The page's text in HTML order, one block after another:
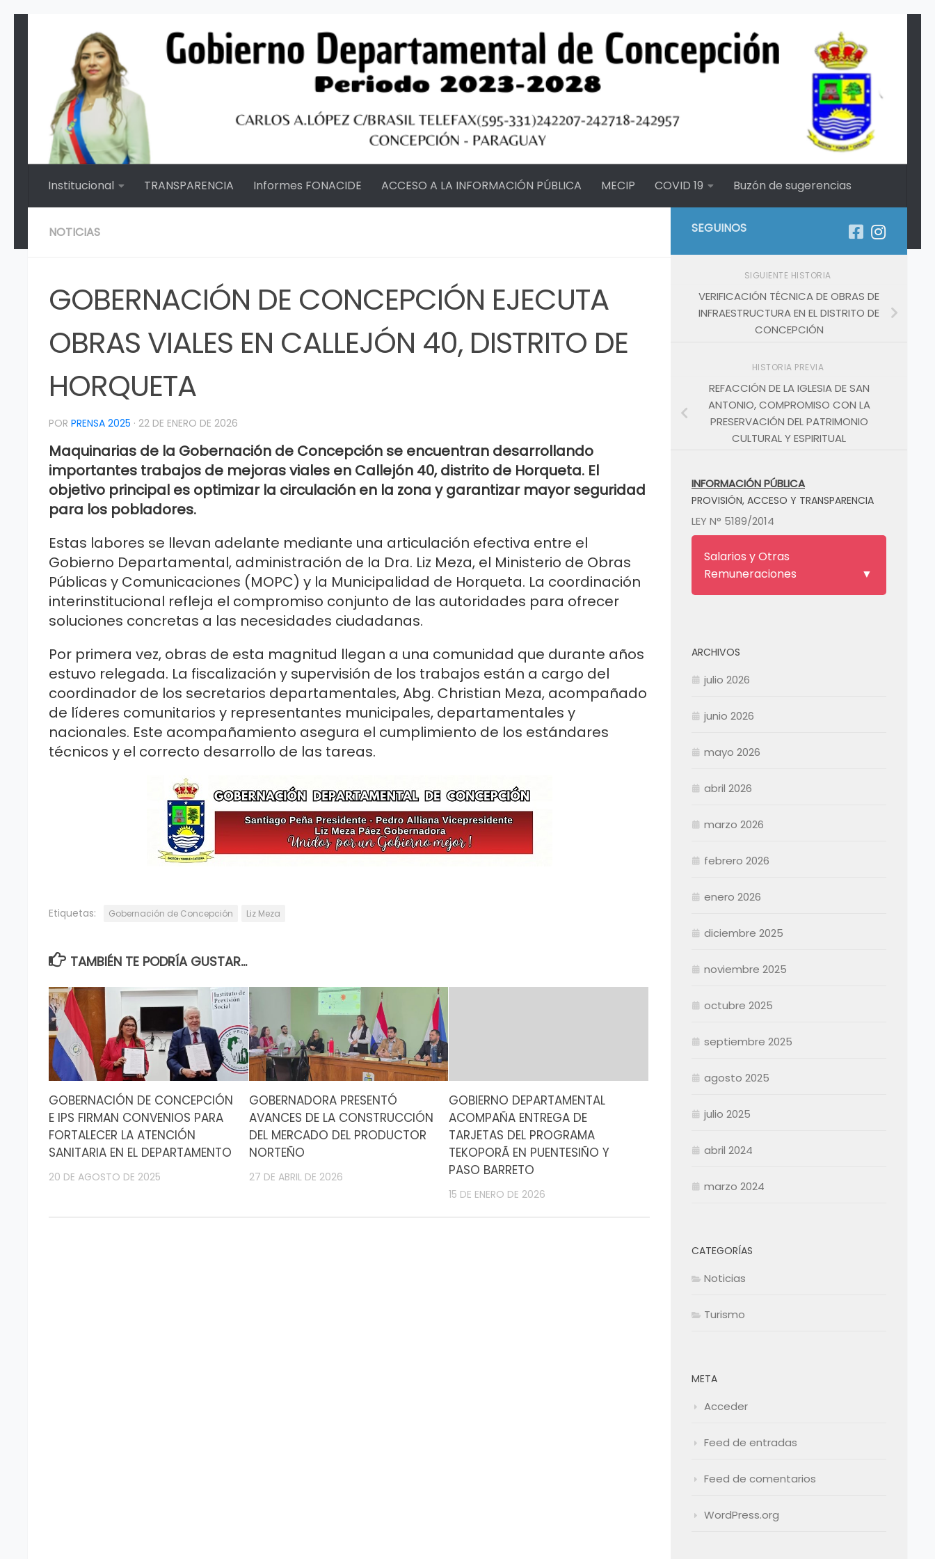
Institucional TRANSPARENCIA Informes FONACIDE ACCESO A LA INFORMACIÓN PÚBLICA MECIP COVID 19 Buzón de sugerencias
NOTICIAS
GOBERNACIÓN DE CONCEPCIÓN EJECUTA
OBRAS VIALES EN CALLEJÓN 40, DISTRITO DE
HORQUETA
POR PRENSA 2025 · 22 DE ENERO DE 2026
Maquinarias de la Gobernación de Concepción se encuentran desarrollando
importantes trabajos de mejoras viales en Callejón 40, distrito de Horqueta. El
objetivo principal es optimizar la circulación en la zona y garantizar mayor seguridad
para los pobladores.
Estas labores se llevan adelante mediante una articulación efectiva entre el
Gobierno Departamental, administración de la Dra. Liz Meza, el Ministerio de Obras
Públicas y Comunicaciones (MOPC) y la Municipalidad de Horqueta. La coordinación
interinstitucional refleja el compromiso conjunto de las autoridades para ofrecer
soluciones concretas a las necesidades ciudadanas.
Por primera vez, obras de esta magnitud llegan a una comunidad que durante años
estuvo relegada. La fiscalización y supervisión de los trabajos están a cargo del
coordinador de los secretarios departamentales, Abg. Christian Meza, acompañado
de líderes comunitarios y representantes municipales, departamentales y
nacionales. Este acompañamiento asegura el cumplimiento de los estándares
técnicos y el correcto desarrollo de las tareas.
Etiquetas: Gobernación de Concepción Liz Meza
TAMBIÉN TE PODRÍA GUSTAR...
GOBERNACIÓN DE CONCEPCIÓN
E IPS FIRMAN CONVENIOS PARA
FORTALECER LA ATENCIÓN
SANITARIA EN EL DEPARTAMENTO
20 DE AGOSTO DE 2025
GOBERNADORA PRESENTÓ
AVANCES DE LA CONSTRUCCIÓN
DEL MERCADO DEL PRODUCTOR
NORTEÑO
27 DE ABRIL DE 2026
GOBIERNO DEPARTAMENTAL
ACOMPAÑA ENTREGA DE
TARJETAS DEL PROGRAMA
TEKOPORÃ EN PUENTESIÑO Y
PASO BARRETO
15 DE ENERO DE 2026
SEGUINOS
SIGUIENTE HISTORIA
VERIFICACIÓN TÉCNICA DE OBRAS DE
INFRAESTRUCTURA EN EL DISTRITO DE
CONCEPCIÓN
HISTORIA PREVIA
REFACCIÓN DE LA IGLESIA DE SAN
ANTONIO, COMPROMISO CON LA
PRESERVACIÓN DEL PATRIMONIO
CULTURAL Y ESPIRITUAL
INFORMACIÓN PÚBLICA
PROVISIÓN, ACCESO Y TRANSPARENCIA
LEY N° 5189/2014
Salarios y Otras
Remuneraciones
Enero
Junio
Agosto
Noviembre
Resumen Permanentes
Junio
Agosto
Noviembre
Resumen Permanentes
ARCHIVOS
julio 2026
junio 2026
mayo 2026
abril 2026
marzo 2026
febrero 2026
enero 2026
diciembre 2025
noviembre 2025
octubre 2025
septiembre 2025
agosto 2025
julio 2025
abril 2024
marzo 2024
CATEGORÍAS
Noticias
Turismo
META
Acceder
Feed de entradas
Feed de comentarios
WordPress.org